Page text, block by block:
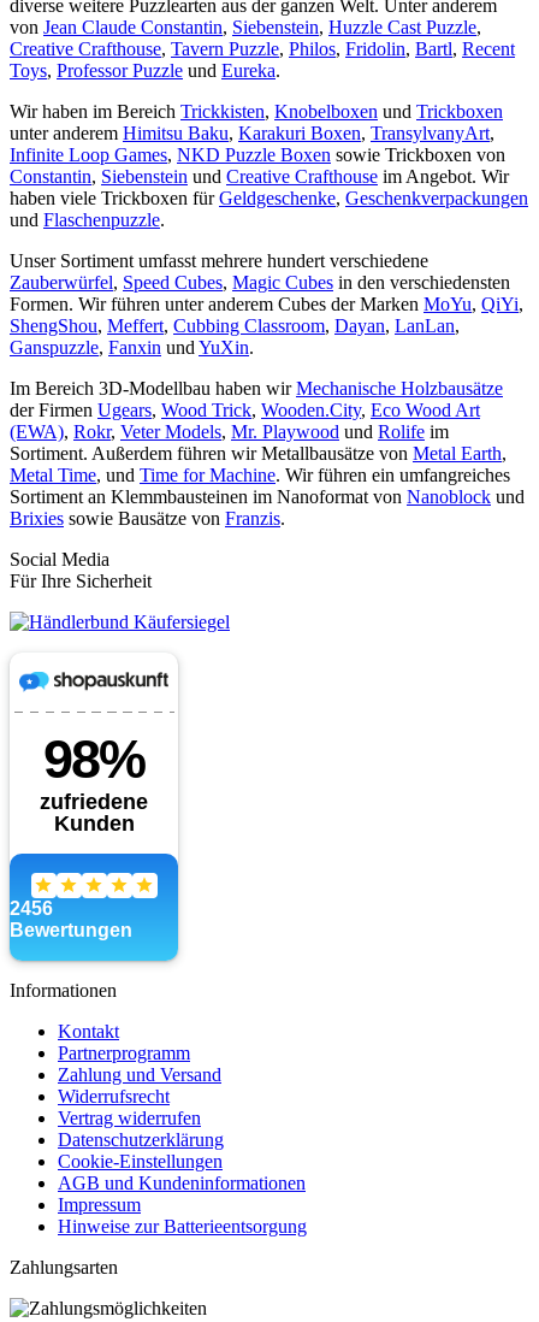
diverse weitere Puzzlearten aus der ganzen Welt. Unter anderem
von Jean Claude Constantin, Siebenstein, Huzzle Cast Puzzle,
Creative Crafthouse, Tavern Puzzle, Philos, Fridolin, Bartl, Recent
Toys, Professor Puzzle und Eureka.
Wir haben im Bereich Trickkisten, Knobelboxen und Trickboxen
unter anderem Himitsu Baku, Karakuri Boxen, TransylvanyArt,
Infinite Loop Games, NKD Puzzle Boxen sowie Trickboxen von
Constantin, Siebenstein und Creative Crafthouse im Angebot. Wir
haben viele Trickboxen fürGeldgeschenke, Geschenkverpackungen
und Flaschenpuzzle.
Unser Sortiment umfasst mehrere hundert verschiedene
Zauberwürfel, Speed Cubes, Magic Cubes in den verschiedensten
Formen. Wir führen unter anderem Cubes der Marken MoYu, QiYi,
ShengShou, Meffert, Cubbing Classroom, Dayan, LanLan,
Ganspuzzle, Fanxin und YuXin.
Im Bereich 3D-Modellbau haben wirMechanische Holzbausätze
der Firmen Ugears, Wood Trick, Wooden.City, Eco Wood Art
(EWA), Rokr, Veter Models, Mr. Playwood und Rolife im
Sortiment. Außerdem führen wir Metallbausätze von Metal Earth,
Metal Time, und Time for Machine. Wir führen ein umfangreiches
Sortiment an Klemmbausteinen im Nanoformat von Nanoblock und
Brixies sowie Bausätze von Franzis.
Social Media
Für Ihre Sicherheit
Informationen
Kontakt
Partnerprogramm
Zahlung und Versand
Widerrufsrecht
Vertrag widerrufen
Datenschutzerklärung
Cookie-Einstellungen
AGB und Kundeninformationen
Impressum
Hinweise zur Batterieentsorgung
Zahlungsarten